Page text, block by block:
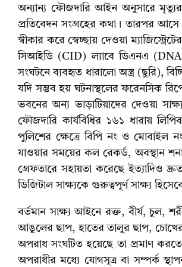
অন্যান্য ফৌজদারি আইন অনুসারে
প্রতিবেদন সংগ্রহের কথা। তারপর
স্বীকার করে স্বেচ্ছায় দেওয়া
সিআইডি (CID) ল্যাবে ডিএনএ
সংঘটনে ব্যবহৃত ধারালো অস্ত্র (ছুরি),
যদি সম্ভব হয় ঘটনাস্থলের ফরেনসিক
ভবনের অন্য ভাড়াটিয়াদের দেওয়া
ফৌজদারি কার্যবিধির ১৬১ ধারায়
পুলিশের ক্ষেত্রে বিপি নং ও মোবাইল
যাওয়ার সময়ের কল রেকর্ড, অবস্থান
গ্রেফতারে সহায়তা করেছে ইত্যাদিও
ডিজিটাল সাক্ষ্যকে গুরুত্বপূর্ণ সাক্ষ্য
বর্তমান সাক্ষ্য আইনে রক্ত, বীর্য, চুল,
আঙুলের ছাপ, হাতের তালুর ছাপ,
অপরাধ সংঘটিত হয়েছে তা প্রমাণ
অপরাধীর মধ্যে যোগসূত্র বা সম্পর্ক